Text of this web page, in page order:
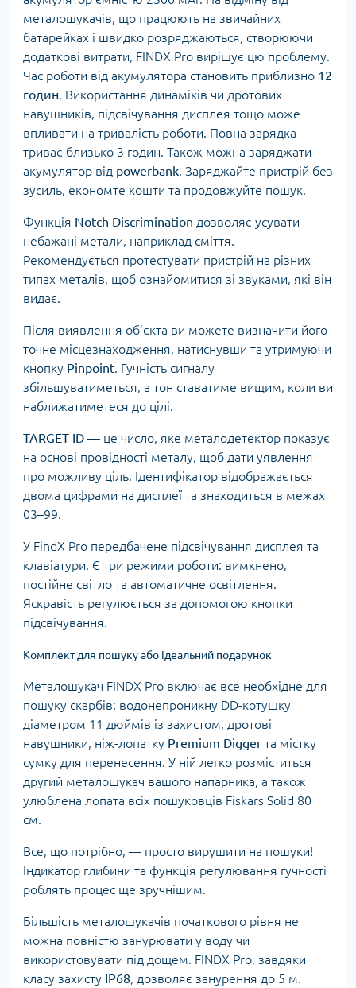
металошукачів, що працюють на звичайних
батарейках і швидко розряджаються, створюючи
додаткові витрати, FINDX Pro вирішує цю проблему.
Час роботи від акумулятора становить приблизно 12
годин . Використання динаміків чи дротових
навушників, підсвічування дисплея тощо може
впливати на тривалість роботи. Повна зарядка
триває близько 3 годин. Також можна заряджати
акумулятор від powerbank . Заряджайте пристрій без
зусиль, економте кошти та продовжуйте пошук.
Функція Notch Discrimination дозволяє усувати
небажані метали, наприклад сміття.
Рекомендується протестувати пристрій на різних
типах металів, щоб ознайомитися зі звуками, які він
видає.
Після виявлення об’єкта ви можете визначити його
точне місцезнаходження, натиснувши та утримуючи
кнопку Pinpoint . Гучність сигналу
збільшуватиметься, а тон ставатиме вищим, коли ви
наближатиметеся до цілі.
TARGET ID — це число, яке металодетектор показує
на основі провідності металу, щоб дати уявлення
про можливу ціль. Ідентифікатор відображається
двома цифрами на дисплеї та знаходиться в межах
03–99.
У FindX Pro передбачене підсвічування дисплея та
клавіатури. Є три режими роботи: вимкнено,
постійне світло та автоматичне освітлення.
Яскравість регулюється за допомогою кнопки
підсвічування.
Комплект для пошуку або ідеальний подарунок
Металошукач FINDX Pro включає все необхідне для
пошуку скарбів: водонепроникну DD-котушку
діаметром 11 дюймів із захистом, дротові
навушники, ніж-лопатку Premium Digger та містку
сумку для перенесення. У ній легко розміститься
другий металошукач вашого напарника, а також
улюблена лопата всіх пошуковців Fiskars Solid 80
см.
Все, що потрібно, — просто вирушити на пошуки!
Індикатор глибини та функція регулювання гучності
роблять процес ще зручнішим.
Більшість металошукачів початкового рівня не
можна повністю занурювати у воду чи
використовувати під дощем. FINDX Pro, завдяки
класу захисту IP68 , дозволяє занурення до 5 м.